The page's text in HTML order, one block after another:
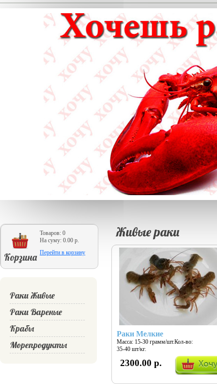
Корзина
Товаров: 0
На суму: 0.00 р.
Перейти в корзину
Раки Живые
Раки Вареные
Крабы
Морепродукты
Живые раки
Раки Мелкие
Масса: 15-30 грамм/шт.Кол-во:
35-40 шт/кг.
2300.00 р.